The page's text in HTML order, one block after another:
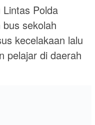
Polda
sekolah
kecelakaan lalu
pelajar di daerah